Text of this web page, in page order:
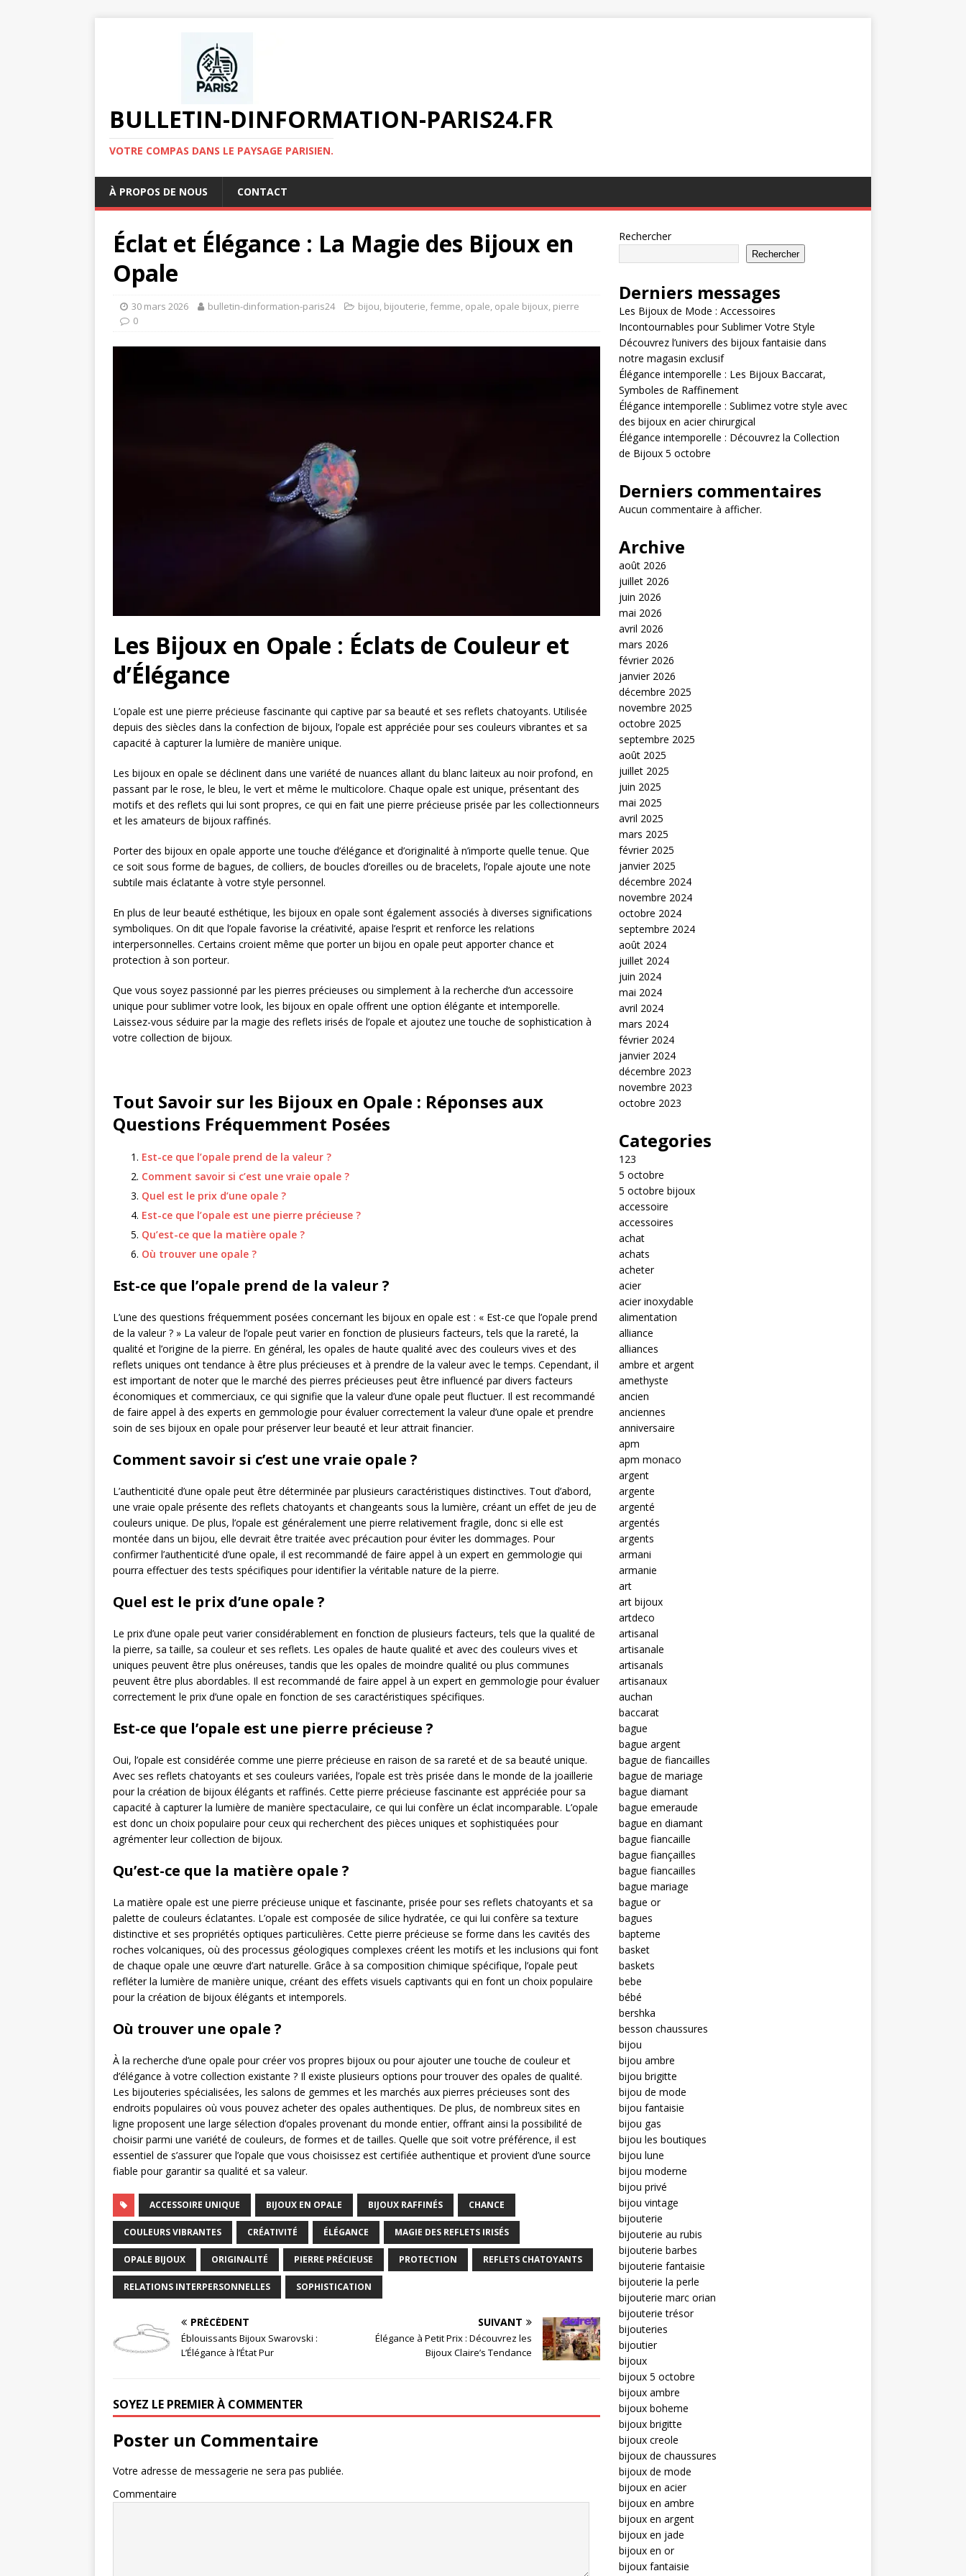
BULLETIN-DINFORMATION-PARIS24.FR
VOTRE COMPAS DANS LE PAYSAGE PARISIEN.
À PROPOS DE NOUS CONTACT
Éclat et Élégance : La Magie des Bijoux en
Opale
30 mars 2026 bulletin-dinformation-paris24 bijou, bijouterie, femme, opale, opale bijoux, pierre
0
Les Bijoux en Opale : Éclats de Couleur et
d’Élégance
L’opale est une pierre précieuse fascinante qui captive par sa beauté et ses reflets chatoyants. Utilisée
depuis des siècles dans la confection de bijoux, l’opale est appréciée pour ses couleurs vibrantes et sa
capacité à capturer la lumière de manière unique.
Les bijoux en opale se déclinent dans une variété de nuances allant du blanc laiteux au noir profond, en
passant par le rose, le bleu, le vert et même le multicolore. Chaque opale est unique, présentant des
motifs et des reflets qui lui sont propres, ce qui en fait une pierre précieuse prisée par les collectionneurs
et les amateurs de bijoux raffinés.
Porter des bijoux en opale apporte une touche d’élégance et d’originalité à n’importe quelle tenue. Que
ce soit sous forme de bagues, de colliers, de boucles d’oreilles ou de bracelets, l’opale ajoute une note
subtile mais éclatante à votre style personnel.
En plus de leur beauté esthétique, les bijoux en opale sont également associés à diverses significations
symboliques. On dit que l’opale favorise la créativité, apaise l’esprit et renforce les relations
interpersonnelles. Certains croient même que porter un bijou en opale peut apporter chance et
protection à son porteur.
Que vous soyez passionné par les pierres précieuses ou simplement à la recherche d’un accessoire
unique pour sublimer votre look, les bijoux en opale offrent une option élégante et intemporelle.
Laissez-vous séduire par la magie des reflets irisés de l’opale et ajoutez une touche de sophistication à
votre collection de bijoux.
Tout Savoir sur les Bijoux en Opale : Réponses aux
Questions Fréquemment Posées
Est-ce que l’opale prend de la valeur ?
Comment savoir si c’est une vraie opale ?
Quel est le prix d’une opale ?
Est-ce que l’opale est une pierre précieuse ?
Qu’est-ce que la matière opale ?
Où trouver une opale ?
Est-ce que l’opale prend de la valeur ?
L’une des questions fréquemment posées concernant les bijoux en opale est : « Est-ce que l’opale prend
de la valeur ? » La valeur de l’opale peut varier en fonction de plusieurs facteurs, tels que la rareté, la
qualité et l’origine de la pierre. En général, les opales de haute qualité avec des couleurs vives et des
reflets uniques ont tendance à être plus précieuses et à prendre de la valeur avec le temps. Cependant, il
est important de noter que le marché des pierres précieuses peut être influencé par divers facteurs
économiques et commerciaux, ce qui signifie que la valeur d’une opale peut fluctuer. Il est recommandé
de faire appel à des experts en gemmologie pour évaluer correctement la valeur d’une opale et prendre
soin de ses bijoux en opale pour préserver leur beauté et leur attrait financier.
Comment savoir si c’est une vraie opale ?
L’authenticité d’une opale peut être déterminée par plusieurs caractéristiques distinctives. Tout d’abord,
une vraie opale présente des reflets chatoyants et changeants sous la lumière, créant un effet de jeu de
couleurs unique. De plus, l’opale est généralement une pierre relativement fragile, donc si elle est
montée dans un bijou, elle devrait être traitée avec précaution pour éviter les dommages. Pour
confirmer l’authenticité d’une opale, il est recommandé de faire appel à un expert en gemmologie qui
pourra effectuer des tests spécifiques pour identifier la véritable nature de la pierre.
Quel est le prix d’une opale ?
Le prix d’une opale peut varier considérablement en fonction de plusieurs facteurs, tels que la qualité de
la pierre, sa taille, sa couleur et ses reflets. Les opales de haute qualité et avec des couleurs vives et
uniques peuvent être plus onéreuses, tandis que les opales de moindre qualité ou plus communes
peuvent être plus abordables. Il est recommandé de faire appel à un expert en gemmologie pour évaluer
correctement le prix d’une opale en fonction de ses caractéristiques spécifiques.
Est-ce que l’opale est une pierre précieuse ?
Oui, l’opale est considérée comme une pierre précieuse en raison de sa rareté et de sa beauté unique.
Avec ses reflets chatoyants et ses couleurs variées, l’opale est très prisée dans le monde de la joaillerie
pour la création de bijoux élégants et raffinés. Cette pierre précieuse fascinante est appréciée pour sa
capacité à capturer la lumière de manière spectaculaire, ce qui lui confère un éclat incomparable. L’opale
est donc un choix populaire pour ceux qui recherchent des pièces uniques et sophistiquées pour
agrémenter leur collection de bijoux.
Qu’est-ce que la matière opale ?
La matière opale est une pierre précieuse unique et fascinante, prisée pour ses reflets chatoyants et sa
palette de couleurs éclatantes. L’opale est composée de silice hydratée, ce qui lui confère sa texture
distinctive et ses propriétés optiques particulières. Cette pierre précieuse se forme dans les cavités des
roches volcaniques, où des processus géologiques complexes créent les motifs et les inclusions qui font
de chaque opale une œuvre d’art naturelle. Grâce à sa composition chimique spécifique, l’opale peut
refléter la lumière de manière unique, créant des effets visuels captivants qui en font un choix populaire
pour la création de bijoux élégants et intemporels.
Où trouver une opale ?
À la recherche d’une opale pour créer vos propres bijoux ou pour ajouter une touche de couleur et
d’élégance à votre collection existante ? Il existe plusieurs options pour trouver des opales de qualité.
Les bijouteries spécialisées, les salons de gemmes et les marchés aux pierres précieuses sont des
endroits populaires où vous pouvez acheter des opales authentiques. De plus, de nombreux sites en
ligne proposent une large sélection d’opales provenant du monde entier, offrant ainsi la possibilité de
choisir parmi une variété de couleurs, de formes et de tailles. Quelle que soit votre préférence, il est
essentiel de s’assurer que l’opale que vous choisissez est certifiée authentique et provient d’une source
fiable pour garantir sa qualité et sa valeur.
ACCESSOIRE UNIQUE BIJOUX EN OPALE BIJOUX RAFFINÉS CHANCE
COULEURS VIBRANTES CRÉATIVITÉ ÉLÉGANCE MAGIE DES REFLETS IRISÉS
OPALE BIJOUX ORIGINALITÉ PIERRE PRÉCIEUSE PROTECTION REFLETS CHATOYANTS
RELATIONS INTERPERSONNELLES SOPHISTICATION
PRÉCÉDENT
Éblouissants Bijoux Swarovski :
L’Élégance à l’État Pur
SUIVANT
Élégance à Petit Prix : Découvrez les
Bijoux Claire’s Tendance
SOYEZ LE PREMIER À COMMENTER
Poster un Commentaire
Votre adresse de messagerie ne sera pas publiée.
Commentaire
Rechercher
Rechercher
Derniers messages
Les Bijoux de Mode : Accessoires
Incontournables pour Sublimer Votre Style
Découvrez l’univers des bijoux fantaisie dans
notre magasin exclusif
Élégance intemporelle : Les Bijoux Baccarat,
Symboles de Raffinement
Élégance intemporelle : Sublimez votre style avec
des bijoux en acier chirurgical
Élégance intemporelle : Découvrez la Collection
de Bijoux 5 octobre
Derniers commentaires
Aucun commentaire à afficher.
Archive
août 2026
juillet 2026
juin 2026
mai 2026
avril 2026
mars 2026
février 2026
janvier 2026
décembre 2025
novembre 2025
octobre 2025
septembre 2025
août 2025
juillet 2025
juin 2025
mai 2025
avril 2025
mars 2025
février 2025
janvier 2025
décembre 2024
novembre 2024
octobre 2024
septembre 2024
août 2024
juillet 2024
juin 2024
mai 2024
avril 2024
mars 2024
février 2024
janvier 2024
décembre 2023
novembre 2023
octobre 2023
Categories
123
5 octobre
5 octobre bijoux
accessoire
accessoires
achat
achats
acheter
acier
acier inoxydable
alimentation
alliance
alliances
ambre et argent
amethyste
ancien
anciennes
anniversaire
apm
apm monaco
argent
argente
argenté
argentés
argents
armani
armanie
art
art bijoux
artdeco
artisanal
artisanale
artisanals
artisanaux
auchan
baccarat
bague
bague argent
bague de fiancailles
bague de mariage
bague diamant
bague emeraude
bague en diamant
bague fiancaille
bague fiançailles
bague fiancailles
bague mariage
bague or
bagues
bapteme
basket
baskets
bebe
bébé
bershka
besson chaussures
bijou
bijou ambre
bijou brigitte
bijou de mode
bijou fantaisie
bijou gas
bijou les boutiques
bijou lune
bijou moderne
bijou privé
bijou vintage
bijouterie
bijouterie au rubis
bijouterie barbes
bijouterie fantaisie
bijouterie la perle
bijouterie marc orian
bijouterie trésor
bijouteries
bijoutier
bijoux
bijoux 5 octobre
bijoux ambre
bijoux boheme
bijoux brigitte
bijoux creole
bijoux de chaussures
bijoux de mode
bijoux en acier
bijoux en ambre
bijoux en argent
bijoux en jade
bijoux en or
bijoux fantaisie